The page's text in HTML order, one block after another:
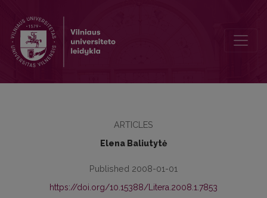
ARTICLES
Elena Baliutytė
Published 2008-01-01
https://doi.org/10.15388/Litera.2008.1.7853